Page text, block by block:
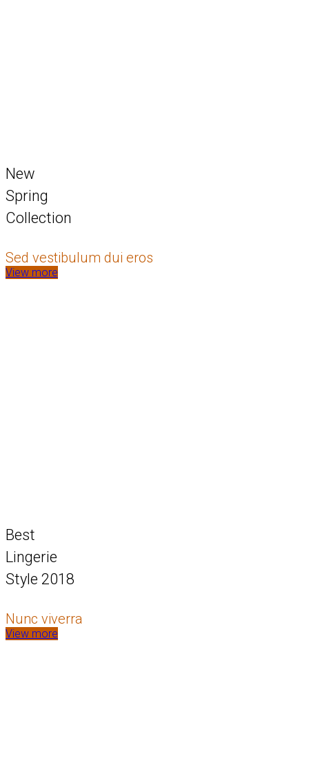
New
Spring
Collection
Sed vestibulum dui eros
View more
Best
Lingerie
Style 2018
Nunc viverra
View more